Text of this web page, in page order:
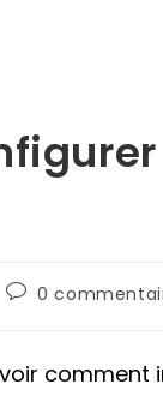
Commentaires
0
comment